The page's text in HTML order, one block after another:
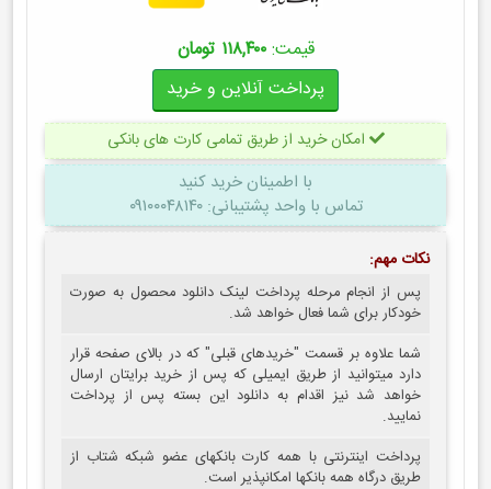
قیمت:۱۱۸,۴۰۰ تومان
امکان خرید از طریق تمامی کارت های بانکی
با اطمینان خرید کنید
تماس با واحد پشتیبانی: ۰۹۱۰۰۰۴۸۱۴۰
نکات مهم:
پس از انجام مرحله پرداخت لینک دانلود محصول به صورت
خودکار برای شما فعال خواهد شد.
شما علاوه بر قسمت "خریدهای قبلی" که در بالای صفحه قرار
دارد میتوانید از طریق ایمیلی که پس از خرید برایتان ارسال
خواهد شد نیز اقدام به دانلود این بسته پس از پرداخت
نمایید.
پرداخت اینترنتی با همه کارت بانکهای عضو شبکه شتاب از
طریق درگاه همه بانکها امکانپذیر است.